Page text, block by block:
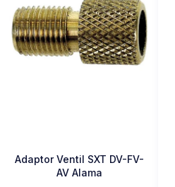
Adaptor Ventil SXT DV-FV-
AV Alama